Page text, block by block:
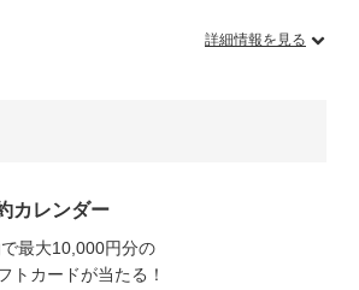
詳細情報を見る
カレンダー
最大10,000円分の
トカードが当たる！